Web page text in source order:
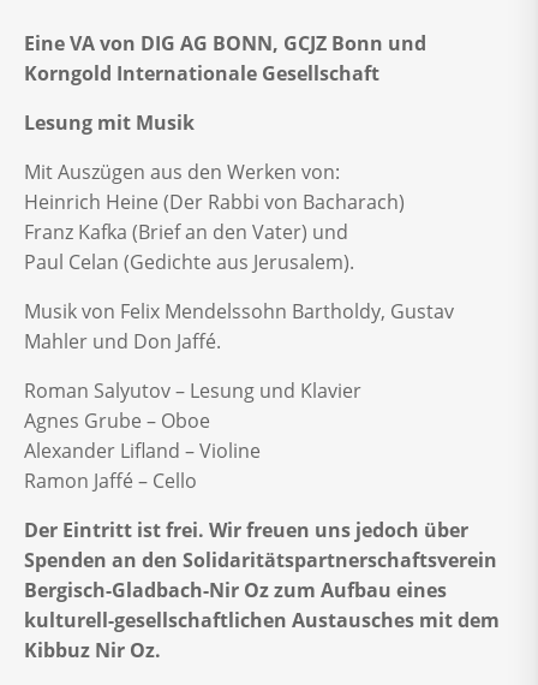
Eine VA von DIG AG BONN, GCJZ Bonn und
Korngold Internationale Gesellschaft
Lesung mit Musik
Mit Auszügen aus den Werken von:
Heinrich Heine (Der Rabbi von Bacharach)
Franz Kafka (Brief an den Vater) und
Paul Celan (Gedichte aus Jerusalem).
Musik von Felix Mendelssohn Bartholdy, Gustav
Mahler und Don Jaffé.
Roman Salyutov – Lesung und Klavier
Agnes Grube – Oboe
Alexander Lifland – Violine
Ramon Jaffé – Cello
Der Eintritt ist frei. Wir freuen uns jedoch über
Spenden an den Solidaritätspartnerschaftsverein
Bergisch-Gladbach-Nir Oz zum Aufbau eines
kulturell-gesellschaftlichen Austausches mit dem
Kibbuz Nir Oz.